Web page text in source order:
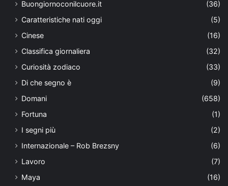
Buongiornoconilcuore.it
(36)
Caratteristiche nati oggi
(5)
Cinese
(16)
Classifica giornaliera
(32)
Curiosità zodiaco
(33)
Di che segno è
(9)
Domani
(658)
Fortuna
(1)
I segni più
(2)
Internazionale – Rob Brezsny
(6)
Lavoro
(7)
Maya
(16)